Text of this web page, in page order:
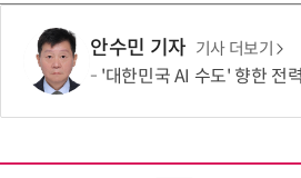
안수민 기자 기사 더보기
'대한민국 AI 수도' 향한 전력·수력·인력 혁신 시동…'